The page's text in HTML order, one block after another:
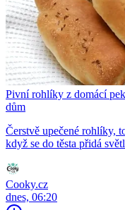
Pivní rohlíky z domácí
dům
Čerstvě upečené rohlíky,
když se do těsta přidá
Cooky.cz
dnes, 06:20